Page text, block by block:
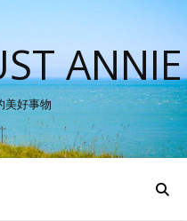
ANNIE
美好事物